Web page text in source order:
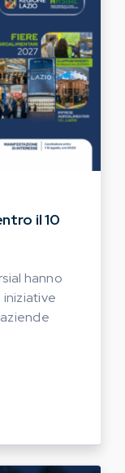
il 10
hanno
HANNO